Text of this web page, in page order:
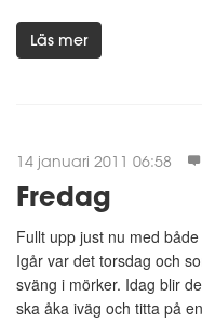
Läs mer
14 januari 2011 06:58
Fredag
Fullt upp just nu med
Igår var det torsdag och
sväng i mörker. Idag blir
ska åka iväg och titta på